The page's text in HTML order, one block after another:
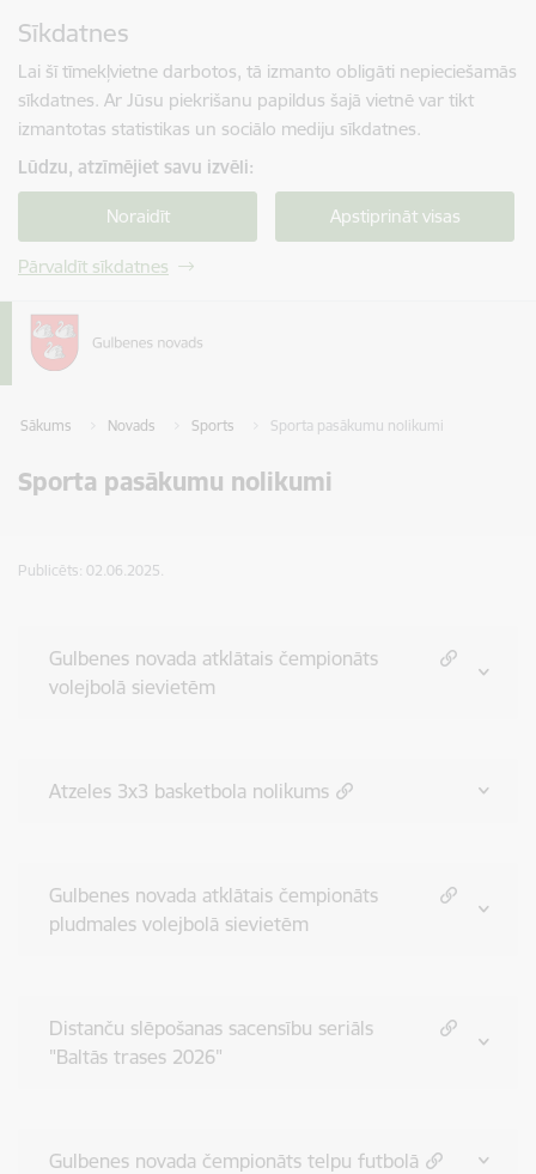
Sīkdatnes
Lai šī tīmekļvietne darbotos, tā izmanto obligāti nepieciešamās
sīkdatnes. Ar Jūsu piekrišanu papildus šajā vietnē var tikt
izmantotas statistikas un sociālo mediju sīkdatnes.
Lūdzu, atzīmējiet savu izvēli:
Noraidīt Apstiprināt visas
Pārvaldīt sīkdatnes
Sākums Novads Sports Sporta pasākumu nolikumi
Sporta pasākumu nolikumi
Publicēts: 02.06.2025.
Gulbenes novada atklātais čempionāts
volejbolā sievietēm
Atzeles 3x3 basketbola nolikums
Gulbenes novada atklātais čempionāts
pludmales volejbolā sievietēm
Distanču slēpošanas sacensību seriāls
"Baltās trases 2026"
Gulbenes novada čempionāts telpu futbolā